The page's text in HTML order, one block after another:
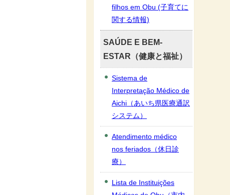
filhos em Obu (子育てに
関する情報)
SAÚDE E BEM-
ESTAR（健康と福祉）
Sistema de
Interpretação Médico de
Aichi（あいち県医療通訳
システム）
Atendimento médico
nos feriados（休日診
療）
Lista de Instituições